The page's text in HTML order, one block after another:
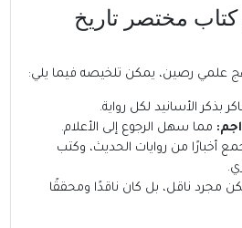
مختصر تاريخ
علمي رصين، يمكن تلخيصه فيما يلي:
بذكر الأسانيد لكل رواية.
مما سهل الرجوع إلى الأعلام.
أخبارًا من روايات الحديث، وكتب
مجرد ناقل، بل كان ناقدًا ومحققًا